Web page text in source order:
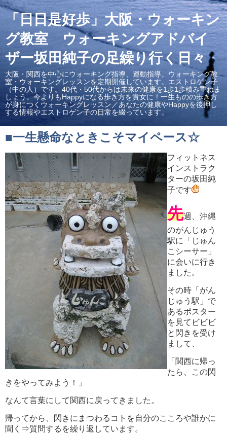
「日日是好歩」大阪・ウォーキン
グ教室 ウォーキングアドバイ
ザー坂田純子の足繰り行く日々
大阪・関西を中心にウォーキング指導、運動指導。ウォーキング教
室・ウォーキングレッスンを定期開催しています。エストロゲン子
（中の人）です。40代・50代からは未来の健康を1歩1歩積み重ねま
しょう。今よりもHappyになる歩き方を貴女に！一生ものの歩き方
が身につくウォーキングレッスン／あなたの健康やHappyを後押し
する情報やエストロゲン子の日常を綴っています。
■一生懸命なときこそマイペース☆
フィットネス
インストラク
ターの坂田純
子です
先週、沖縄
のがんじゅう
駅に「じゅん
こシーサー」
に会いに行き
ました。
その時「がん
じゅう駅」で
あるポスター
を見てビビビ
と閃きを受け
まして、
「関西に帰っ
たら、この閃
きをやってみよう！
」
なんて言葉にして関西に戻ってきました。
帰ってから、閃きにまつわるコトを自分のこころや誰かに
聞く⇒質問するを繰り返しています。